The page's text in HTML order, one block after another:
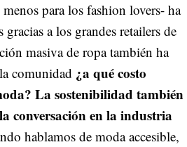
para los fashion lovers- ha
a los grandes retailers de
masiva de ropa también ha
comunidad ¿a qué costo
La sostenibilidad también
conversación en la industria
hablamos de moda accesible,